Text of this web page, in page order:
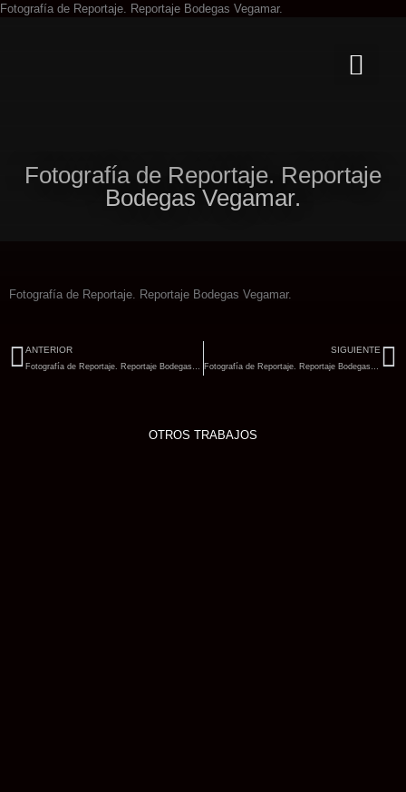
Fotografía de Reportaje. Reportaje Bodegas Vegamar.
Fotografía de Reportaje. Reportaje
Bodegas Vegamar.
Fotografía de Reportaje. Reportaje Bodegas Vegamar.
Ant
ANTERIOR
Fotografía de Reportaje. Reportaje Bodegas Vegamar.
SIGUIENTE
Fotografía de Reportaje. Reportaje Bodegas Vegamar.
OTROS TRABAJOS